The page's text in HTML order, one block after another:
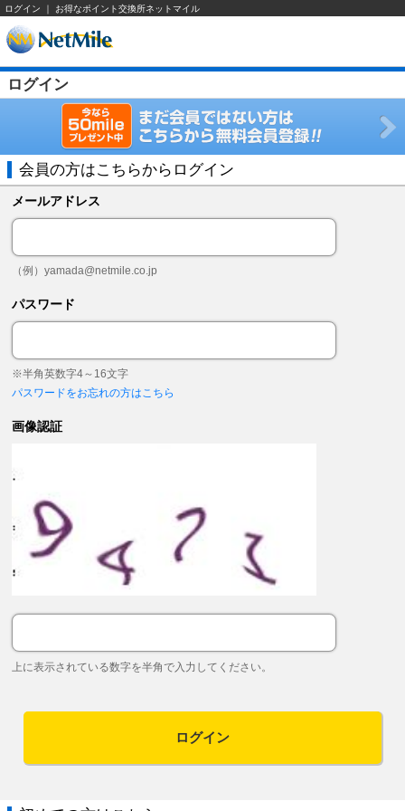
ログイン ｜ お得なポイント交換所ネットマイル
ログイン
会員の方はこちらからログイン
メールアドレス
（例）yamada@netmile.co.jp
パスワード
※半角英数字4～16文字
パスワードをお忘れの方はこちら
画像認証
上に表示されている数字を半角で入力してください。